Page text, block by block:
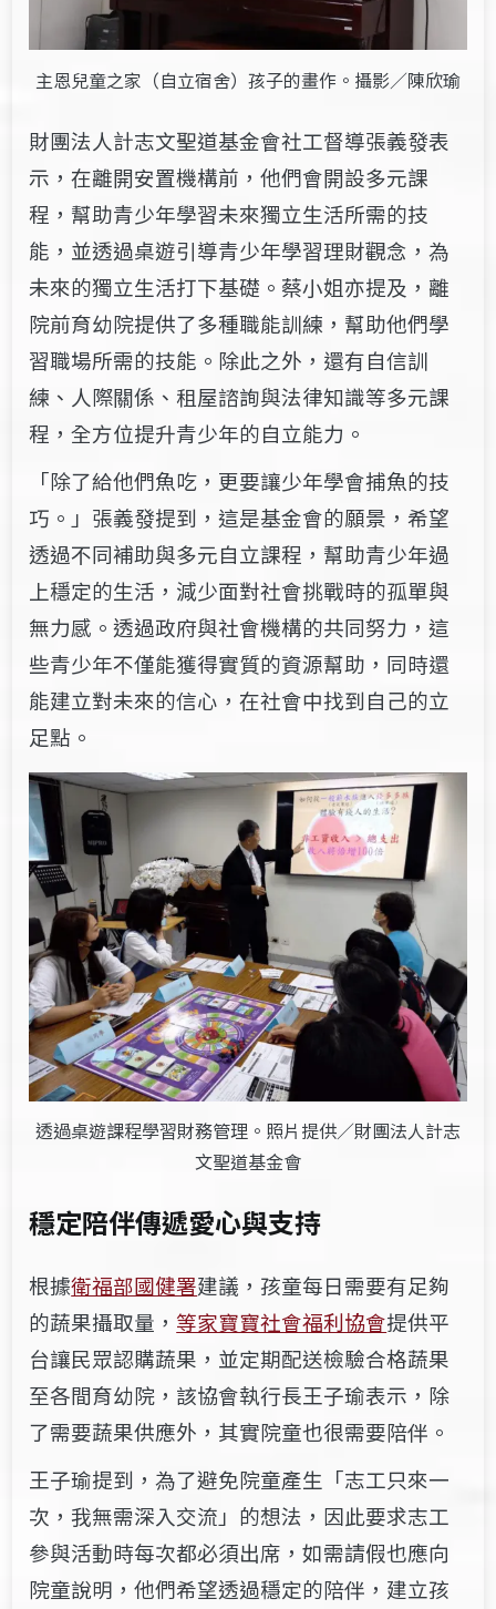
主恩兒童之家（自立宿舍）孩子的畫作。攝影／陳欣瑜
財團法人計志文聖道基金會社工督導張義發表
示，在離開安置機構前，他們會開設多元課
程，幫助青少年學習未來獨立生活所需的技
能， 並透過桌遊引導青少年學習理財觀念，為
未來的獨立生活打下基礎。蔡小姐亦提及 ，離
院前育幼院提供了多種職能訓練，幫助他們學
習職場所需的技能。除此之外，還有自信訓
練、人際關係、租屋諮詢與法律知識等多元課
程，全方位提升青少年的自立能力。
「除了給他們魚吃，更要讓少年學會捕魚的技
巧。」張義發提到，這是基金會的願景，希望
透過不同補助與多元自立課程，幫助青少年過
上穩定的生活，減少面對社會挑戰時的孤單與
無力感。透過政府與社會機構的共同努力，這
些青少年不僅能獲得實質的資源幫助，同時還
能建立對未來的信心，在社會中找到自己的立
足點。
透過桌遊課程學習財務管理。照片提供／財團法人計志
文聖道基金會
穩定陪伴傳遞愛心與支持
根據衛福部國健署建議，孩童每日需要有足夠
的蔬果攝取量， 等家寶寶社會福利協會提供平
台讓民眾認購蔬果，並定期配送檢驗合格蔬果
至各間育幼院，該協會執行長王子瑜表示，除
了需要蔬果供應外，其實院童也很需要陪伴。
王子瑜提到，為了避免院童產生「志工只來一
次，我無需深入交流」的想法，因此要求志工
參與活動時每次都必須出席，如需請假也應向
院童說明，他們希望透過穩定的陪伴，建立孩